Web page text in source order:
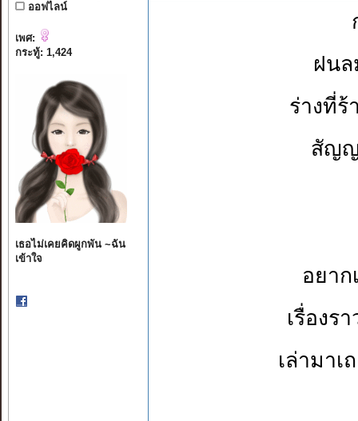
ออฟไลน์
เพศ:
กระทู้: 1,424
เธอไม่เคยคิดผูกพัน ~ฉัน
เข้าใจ
ฝน
ร่างที่ร้
สัญญ
อยา
เรื่องร
เล่ามา